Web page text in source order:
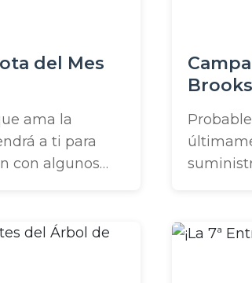
del Mes
ama la
a ti para
con algunos
ser ...
tus